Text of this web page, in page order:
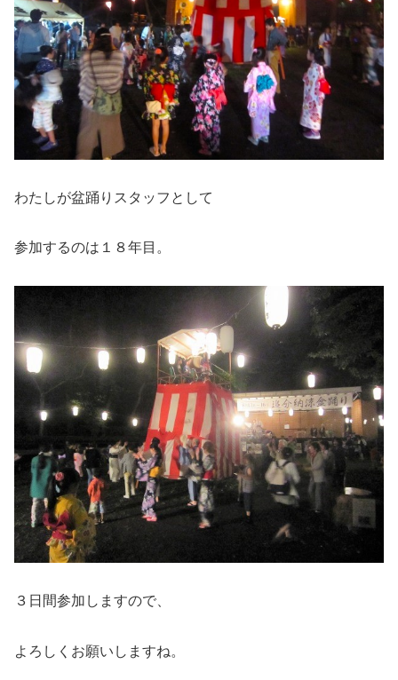
わたしが盆踊りスタッフとして
参加するのは１８年目。
３日間参加しますので、
よろしくお願いしますね。